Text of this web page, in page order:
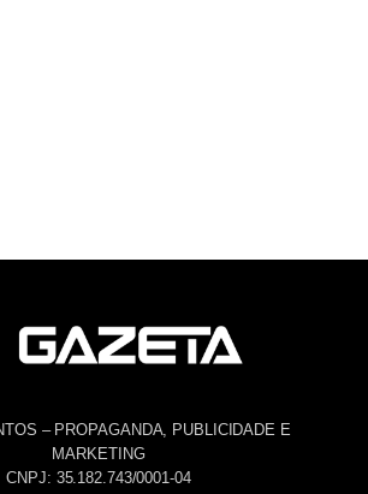
– PROPAGANDA, PUBLICIDADE E
MARKETING
CNPJ: 35.182.743/0001-04